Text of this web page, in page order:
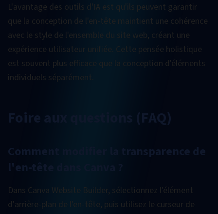
L'avantage des outils d'IA est qu'ils peuvent garantir
que la conception de l'en-tête maintient une cohérence
avec le style de l'ensemble du site web, créant une
expérience utilisateur unifiée. Cette pensée holistique
est souvent plus efficace que la conception d'éléments
individuels séparément.
Foire aux questions (FAQ)
Comment modifier la transparence de
l'en-tête dans Canva ?
Dans Canva Website Builder, sélectionnez l'élément
d'arrière-plan de l'en-tête, puis utilisez le curseur de